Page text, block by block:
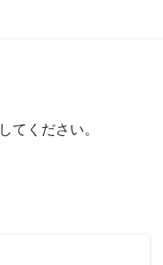
してください。